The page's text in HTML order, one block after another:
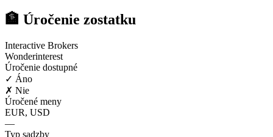
🏦 Úročenie zostatku
Interactive Brokers
Wonderinterest
Úročenie dostupné
✓ Áno
✗ Nie
Úročené meny
EUR, USD
—
Typ sadzby